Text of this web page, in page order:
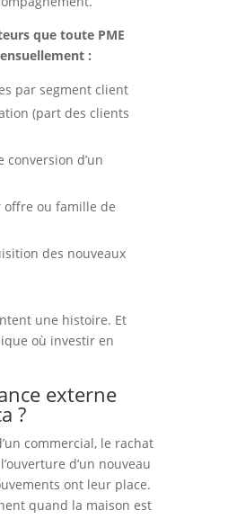
que toute PME
:
par segment client
(part des clients
conversion d’un
offre ou famille de
des nouveaux
une histoire. Et
où investir en
externe
?
commercial, le rachat
d’un nouveau
ont leur place.
quand la maison est